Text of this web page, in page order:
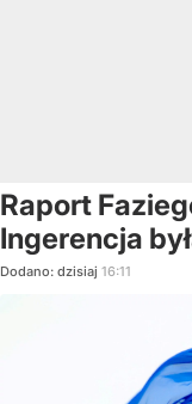
Raport
Ingerencja
Dodano: dzisiaj 16:11